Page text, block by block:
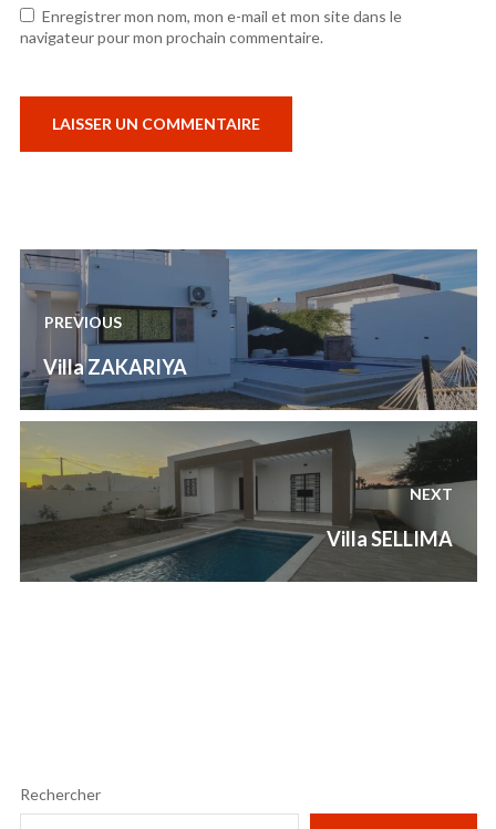
Enregistrer mon nom, mon e-mail et mon site dans le
navigateur pour mon prochain commentaire.
Navigation
de
l’article
PREVIOUS
Previous
post:
Villa ZAKARIYA
NEXT
post:
Villa SELLIMA
Rechercher